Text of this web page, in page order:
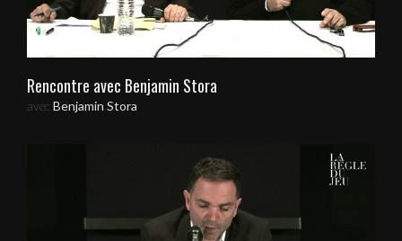
Rencontre avec Benjamin Stora
avec Benjamin Stora